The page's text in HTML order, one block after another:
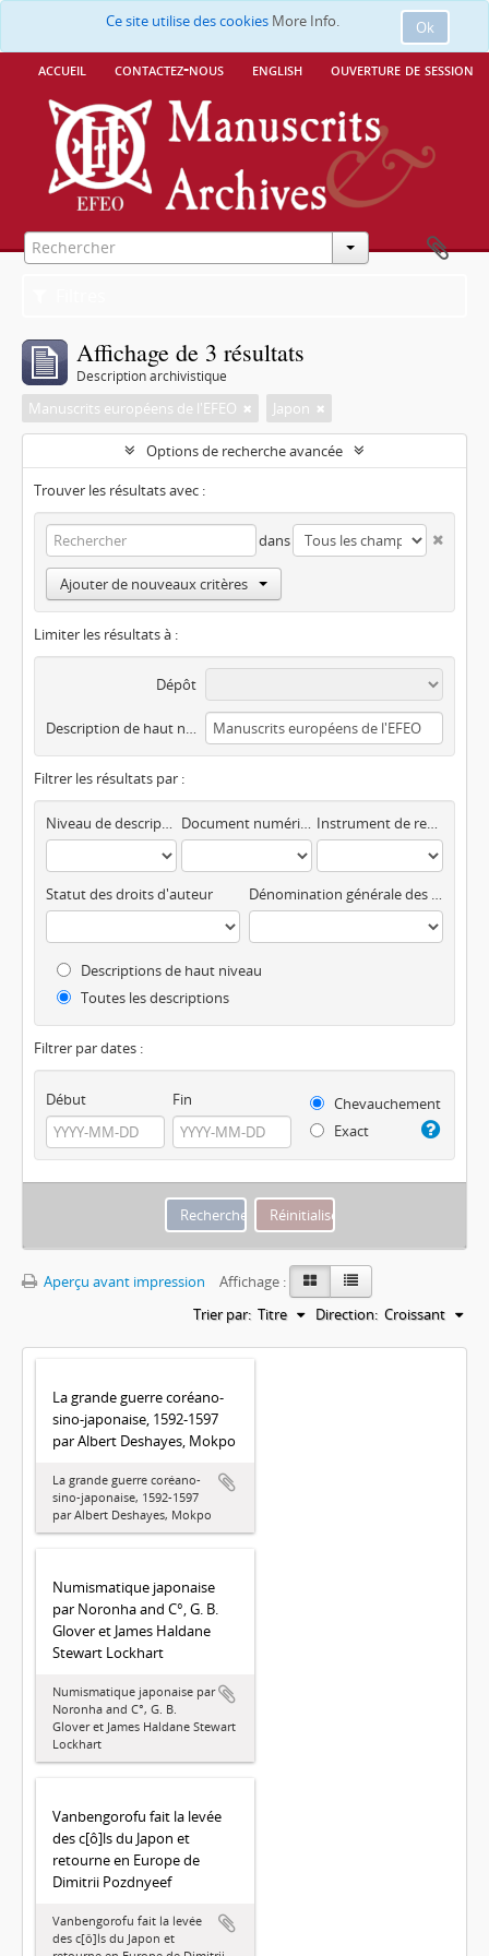
Ok
Ce site utilise des cookies More Info.
accueil contactez-nous english ouverture de session
Affichage de 3 résultats
Description archivistique
Manuscrits européens de l'EFEO Japon
Options de recherche avancée
Trouver les résultats avec :
dans
Ajouter de nouveaux critères
Limiter les résultats à :
Dépôt
Description de haut niveau
Filtrer les résultats par :
Niveau de description Document numérisé disponible Instrument de recherche
Statut des droits d'auteur Dénomination générale des documents
Descriptions de haut niveau
Toutes les descriptions
Filtrer par dates :
Début Fin
Chevauchement
Exact
Aperçu avant impression
Affichage :
Trier par: Titre Direction: Croissant
La grande guerre coréano-
sino-japonaise, 1592-1597
par Albert Deshayes, Mokpo
La grande guerre coréano-
sino-japonaise, 1592-1597
par Albert Deshayes, Mokpo
Numismatique japonaise
par Noronha and C°, G. B.
Glover et James Haldane
Stewart Lockhart
Numismatique japonaise par
Noronha and C°, G. B.
Glover et James Haldane Stewart
Lockhart
Vanbengorofu fait la levée
des c[ô]ls du Japon et
retourne en Europe de
Dimitrii Pozdnyeef
Vanbengorofu fait la levée
des c[ô]ls du Japon et